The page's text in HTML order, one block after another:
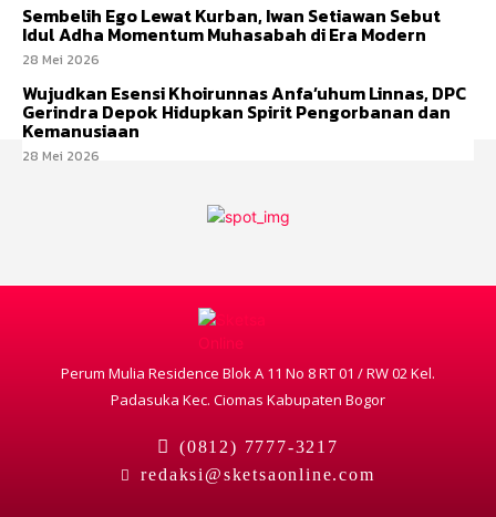
Sembelih Ego Lewat Kurban, Iwan Setiawan Sebut
Idul Adha Momentum Muhasabah di Era Modern
28 Mei 2026
Wujudkan Esensi Khoirunnas Anfa’uhum Linnas, DPC
Gerindra Depok Hidupkan Spirit Pengorbanan dan
Kemanusiaan
28 Mei 2026
Perum Mulia Residence Blok A 11 No 8 RT 01 / RW 02 Kel.
Padasuka Kec. Ciomas Kabupaten Bogor
(0812) 7777-3217
redaksi@sketsaonline.com